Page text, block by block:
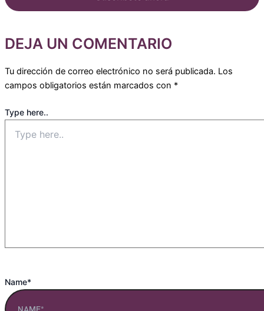
DEJA UN COMENTARIO
Tu dirección de correo electrónico no será publicada. Los
campos obligatorios están marcados con *
Type here..
Name*